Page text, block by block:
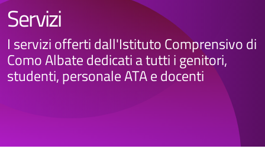
Servizi
I servizi offerti dall'Istituto Comprensivo di
Como Albate dedicati a tutti i genitori,
studenti, personale ATA e docenti